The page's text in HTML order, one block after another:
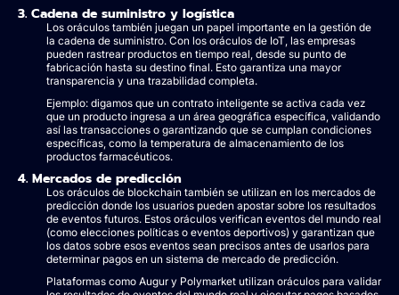
3. Cadena de suministro y logística
Los oráculos también juegan un papel importante en la gestión de
la cadena de suministro. Con los oráculos de IoT, las empresas
pueden rastrear productos en tiempo real, desde su punto de
fabricación hasta su destino final. Esto garantiza una mayor
transparencia y una trazabilidad completa.
Ejemplo: digamos que un contrato inteligente se activa cada vez
que un producto ingresa a un área geográfica específica, validando
así las transacciones o garantizando que se cumplan condiciones
específicas, como la temperatura de almacenamiento de los
productos farmacéuticos.
4. Mercados de predicción
Los oráculos de blockchain también se utilizan en los mercados de
predicción donde los usuarios pueden apostar sobre los resultados
de eventos futuros. Estos oráculos verifican eventos del mundo real
(como elecciones políticas o eventos deportivos) y garantizan que
los datos sobre esos eventos sean precisos antes de usarlos para
determinar pagos en un sistema de mercado de predicción.
Plataformas como Augur y Polymarket utilizan oráculos para validar